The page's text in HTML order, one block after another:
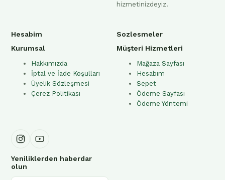
hizmetinizdeyiz.
Hesabim
Kurumsal
Hakkımızda
İptal ve İade Koşulları
Üyelik Sözleşmesi
Çerez Politikası
Sozlesmeler
Müşteri Hizmetleri
Mağaza Sayfası
Hesabım
Sepet
Ödeme Sayfası
Ödeme Yöntemi
Yeniliklerden haberdar
olun